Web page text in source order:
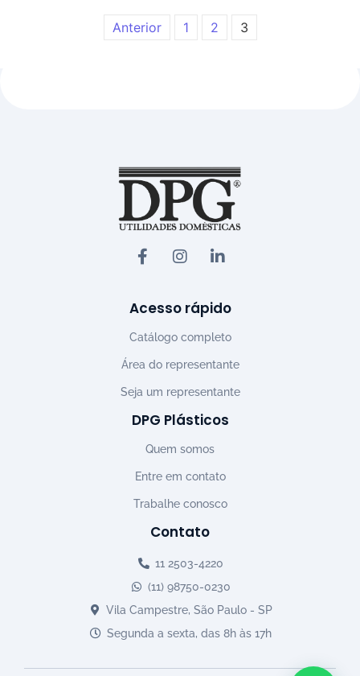
Anterior 1 2 3
Acesso rápido
Catálogo completo
Área do representante
Seja um representante
DPG Plásticos
Quem somos
Entre em contato
Trabalhe conosco
Contato
11 2503-4220
(11) 98750-0230
Vila Campestre, São Paulo - SP
Segunda a sexta, das 8h às 17h